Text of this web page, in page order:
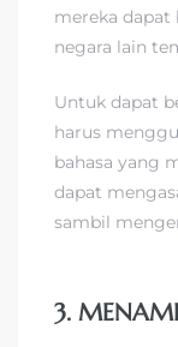
mereka dapat
negara lain
Untuk dapat
harus
bahasa yang
dapat
sambil
3.